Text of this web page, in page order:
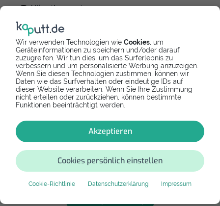
Wir verwenden Technologien wie Cookies , um
Geräteinformationen zu speichern und/oder darauf
zuzugreifen. Wir tun dies, um das Surferlebnis zu
verbessern und um personalisierte Werbung anzuzeigen.
Wenn Sie diesen Technologien zustimmen, können wir
Daten wie das Surfverhalten oder eindeutige IDs auf
dieser Website verarbeiten. Wenn Sie Ihre Zustimmung
nicht erteilen oder zurückziehen, können bestimmte
Funktionen beeinträchtigt werden.
Akzeptieren
Cookies persönlich einstellen
Cookie-Richtlinie Datenschutzerklärung Impressum
Vibrationsmotor
Ladebuchse
Alle Anleitungen
In unserem Shop findest du alles, was
du für deine Reparatur brauchst.